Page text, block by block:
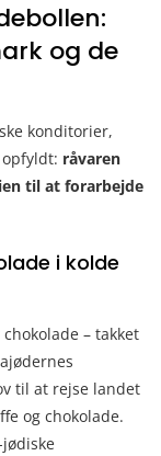
og de
konditorier,
råvaren
til at forarbejde
i kolde
– takket
til at rejse landet
og chokolade.